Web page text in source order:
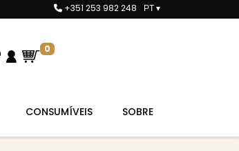
+351 253 982 248 PT ▾
0
CONSUMÍVEIS SOBRE